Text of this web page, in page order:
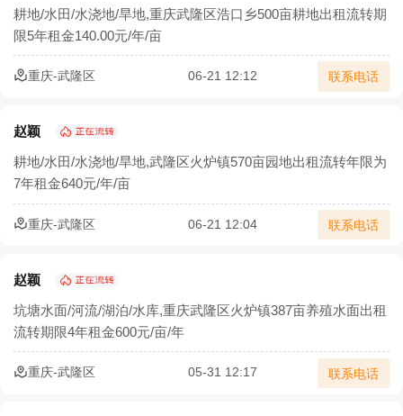
北京市农村土地经营权流转价格模型正式发布
宁夏二轮土地延包1634万余亩承包农户涉及100万余户
耕地/水田/水浇地/旱地,重庆武隆区浩口乡500亩耕地出租流转期
限5年租金140.00元/年/亩
重庆-武隆区 06-21 12:12 联系电话
赵颖
耕地/水田/水浇地/旱地,武隆区火炉镇570亩园地出租流转年限为
7年租金640元/年/亩
重庆-武隆区 06-21 12:04 联系电话
赵颖
坑塘水面/河流/湖泊/水库,重庆武隆区火炉镇387亩养殖水面出租
流转期限4年租金600元/亩/年
重庆-武隆区 05-31 12:17 联系电话